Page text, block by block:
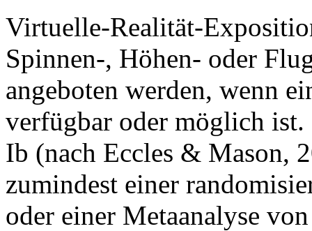
Virtuelle-Realität-
Spinnen-, Höhen- oder
angeboten werden, wenn
verfügbar oder möglich
Ib (nach Eccles & Mason,
zumindest einer
oder einer Metaanalyse